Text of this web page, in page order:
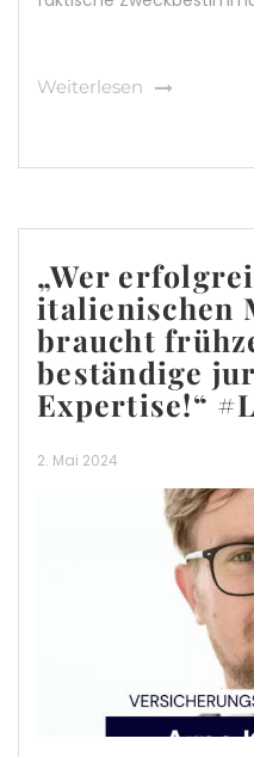
Weiterlesen
„Wer
italienischen
braucht
beständige
Expertise!“
2. Mai 2024